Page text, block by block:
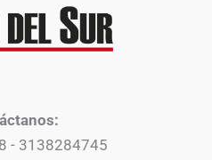
- 3138284745